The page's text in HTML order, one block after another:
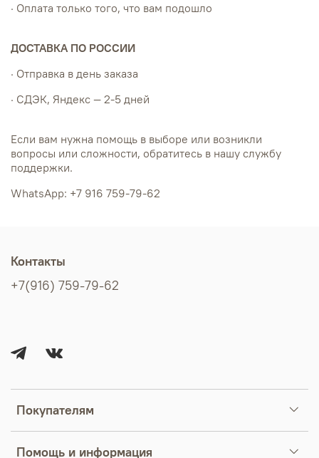
· Оплата только того, что вам подошло
ДОСТАВКА ПО РОССИИ
· Отправка в день заказа
· СДЭК, Яндекс — 2-5 дней
Если вам нужна помощь в выборе или возникли
вопросы или сложности, обратитесь в нашу службу
поддержки.
WhatsApp: +7 916 759-79-62
Покупателям
Помощь и информация
Контакты
+7(916) 759-79-62